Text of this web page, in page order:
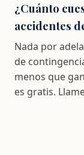
¿Cuánto
accidentes
Nada por
de
menos que
es gratis.